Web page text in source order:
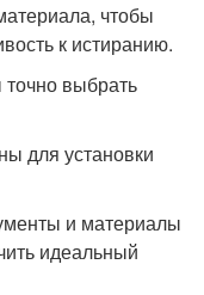
чтобы
к истиранию.
выбрать
для установки
и материалы
идеальный